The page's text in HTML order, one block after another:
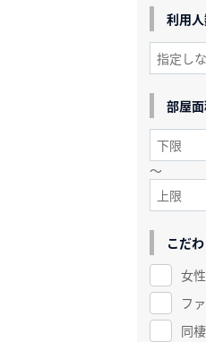
利用
部屋
～
こだ
女
フ
同